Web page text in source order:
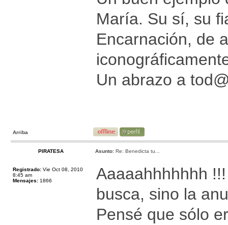
María. Su sí, su
Encarnación, de
Un abrazo a
Arriba
PIRATESA Asunto: Re: Benedicta tu...
Registrado: Vie Oct 08, 2010
8:45 am
Mensajes: 1866
Aaaaahhhhhhh
busca, sino la
Pensé que sólo